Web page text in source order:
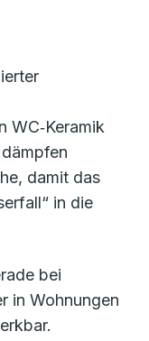
WC‑Keramik
damit das
in die
bei
in Wohnungen